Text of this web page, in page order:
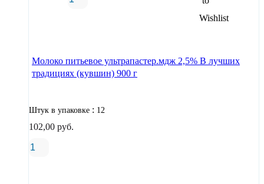
Молоко питьевое ультрапастер.мдж 2,5% В лучших
традициях (кувшин) 900 г
Штук в упаковке : 12
102,00 руб.